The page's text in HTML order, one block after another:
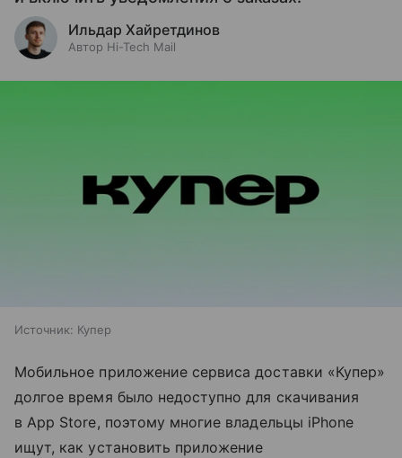
Ильдар Хайретдинов
Автор Hi-Tech Mail
Источник: Купер
Мобильное приложение сервиса доставки «Купер»
долгое время было недоступно для скачивания
в App Store, поэтому многие владельцы iPhone
ищут, как установить приложение